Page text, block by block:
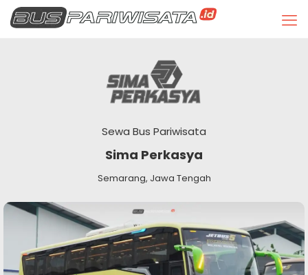
Sewa Bus Pariwisata
Sima Perkasya
Semarang, Jawa Tengah